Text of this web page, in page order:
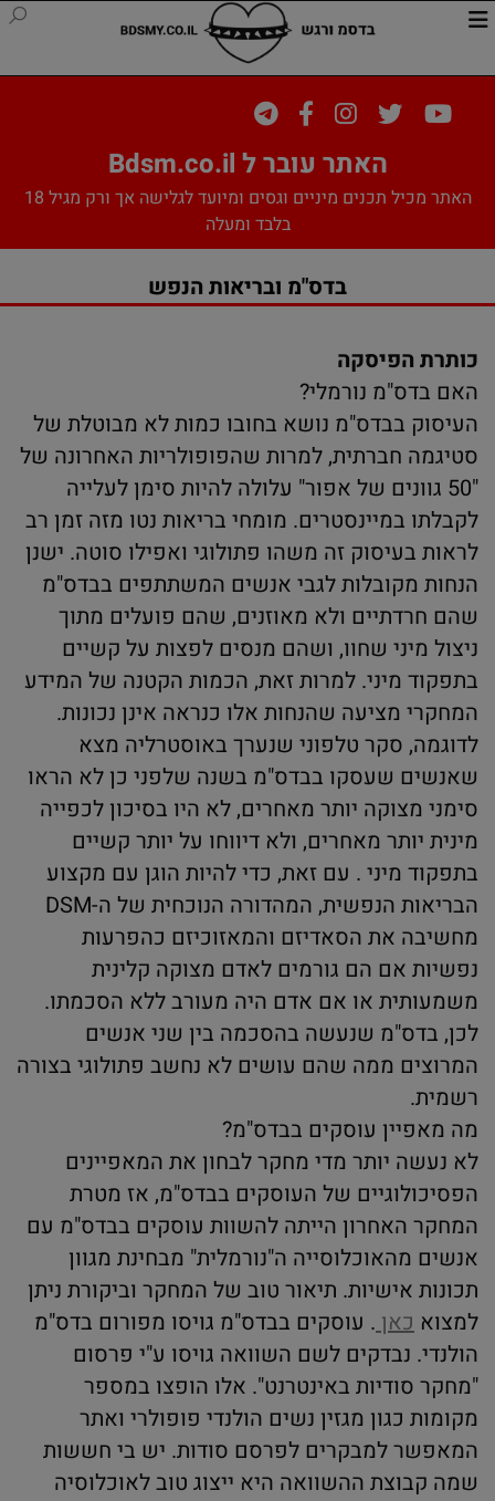
האתר עובר ל Bdsm.co.il
האתר מכיל תכנים מיניים וגסים ומיועד לגלישה אך ורק מגיל 18
בלבד ומעלה
בדס"מ ובריאות הנפש
כותרת הפיסקה
האם בדס"מ נורמלי?
העיסוק בבדס"מ נושא בחובו כמות לא מבוטלת של
סטיגמה חברתית, למרות שהפופולריות האחרונה של
"50 גוונים של אפור" עלולה להיות סימן לעלייה
לקבלתו במיינסטרים. מומחי בריאות נטו מזה זמן רב
לראות בעיסוק זה משהו פתולוגי ואפילו סוטה. ישנן
הנחות מקובלות לגבי אנשים המשתתפים בבדס"מ
שהם חרדתיים ולא מאוזנים, שהם פועלים מתוך
ניצול מיני שחוו, ושהם מנסים לפצות על קשיים
בתפקוד מיני. למרות זאת, הכמות הקטנה של המידע
המחקרי מציעה שהנחות אלו כנראה אינן נכונות.
לדוגמה, סקר טלפוני שנערך באוסטרליה מצא
שאנשים שעסקו בבדס"מ בשנה שלפני כן לא הראו
סימני מצוקה יותר מאחרים, לא היו בסיכון לכפייה
מינית יותר מאחרים, ולא דיווחו על יותר קשיים
בתפקוד מיני . עם זאת, כדי להיות הוגן עם מקצוע
הבריאות הנפשית, המהדורה הנוכחית של ה-DSM
מחשיבה את הסאדיזם והמאזוכיזם כהפרעות
נפשיות אם הם גורמים לאדם מצוקה קלינית
משמעותית או אם אדם היה מעורב ללא הסכמתו.
לכן, בדס"מ שנעשה בהסכמה בין שני אנשים
המרוצים ממה שהם עושים לא נחשב פתולוגי בצורה
רשמית.
מה מאפיין עוסקים בבדס"מ?
לא נעשה יותר מדי מחקר לבחון את המאפיינים
הפסיכולוגיים של העוסקים בבדס"מ, אז מטרת
המחקר האחרון הייתה להשוות עוסקים בבדס"מ עם
אנשים מהאוכלוסייה ה"נורמלית" מבחינת מגוון
תכונות אישיות. תיאור טוב של המחקר וביקורת ניתן
למצוא כאן. עוסקים בבדס"מ גויסו מפורום בדס"מ
הולנדי. נבדקים לשם השוואה גויסו ע"י פרסום
"מחקר סודיות באינטרנט". אלו הופצו במספר
מקומות כגון מגזין נשים הולנדי פופולרי ואתר
המאפשר למבקרים לפרסם סודות. יש בי חששות
שמה קבוצת ההשוואה היא ייצוג טוב לאוכלוסיה